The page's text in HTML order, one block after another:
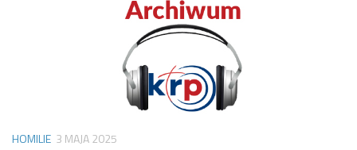
HOMILIE 3 MAJA 2025